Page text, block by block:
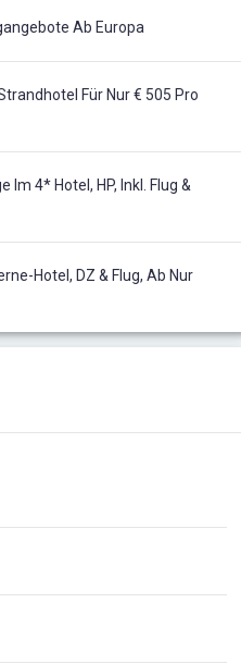
Ab Europa
Für Nur € 505 Pro
Im 4* Hotel, HP, Inkl. Flug &
Hotel, DZ & Flug, Ab Nur